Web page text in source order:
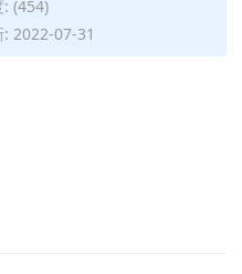
(454)
2022-07-31